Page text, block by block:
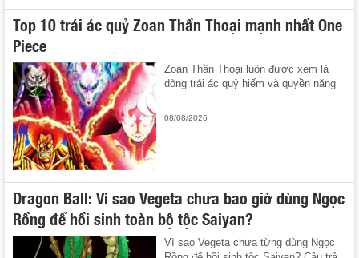
Top 10 trái ác quỷ Zoan Thần Thoại mạnh nhất One
Piece
Zoan Thần Thoại luôn được xem là
dòng trái ác quỷ hiếm và quyền năng
...
08/08/2026
Dragon Ball: Vì sao Vegeta chưa bao giờ dùng Ngọc
Rồng để hồi sinh toàn bộ tộc Saiyan?
Vì sao Vegeta chưa từng dùng Ngọc